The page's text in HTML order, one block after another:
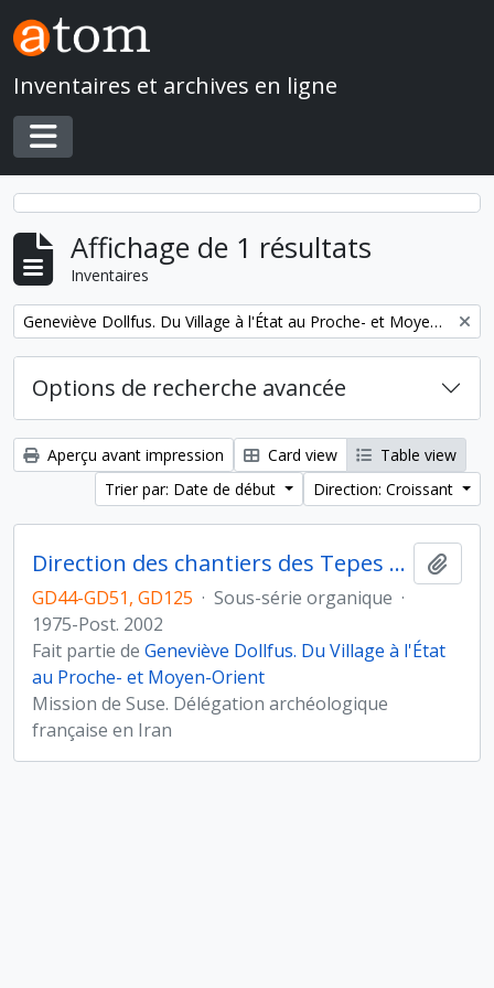
Skip to main content
Inventaires et archives en ligne
Toggle navigation
Affichage de 1 résultats
Inventaires
Remove filter: Geneviève Dollfus. Du Village à l'État au Proche- et Moyen-Orient
Options de recherche avancée
Aperçu avant impression Card view
Table view
Trier par: Date de début
Direction: Croissant
Direction des chantiers des Tepes Djaffarabad, Djowi et Bendebal (Iran)
GD44-GD51, GD125 · Sous-série organique ·
1975-Post. 2002
Fait partie de Geneviève Dollfus. Du Village à l'État
au Proche- et Moyen-Orient
Mission de Suse. Délégation archéologique
française en Iran